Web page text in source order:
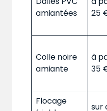
amiantées
25
Colle noire
amiante
à
35
Flocage
sur